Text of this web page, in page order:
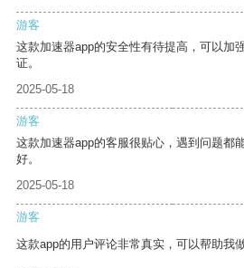
游客
这款加速器app的安全性有待提高，可以加
证。
2025-05-18
游客
这款加速器app的客服很贴心，遇到问题都
好。
2025-05-18
游客
这款app的用户评论非常真实，可以帮助我